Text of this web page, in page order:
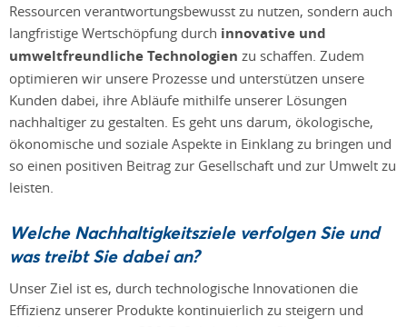
Ressourcen verantwortungsbewusst zu nutzen, sondern auch
langfristige Wertschöpfung durch innovative und
umweltfreundliche Technologien zu schaffen. Zudem
optimieren wir unsere Prozesse und unterstützen unsere
Kunden dabei, ihre Abläufe mithilfe unserer Lösungen
nachhaltiger zu gestalten. Es geht uns darum, ökologische,
ökonomische und soziale Aspekte in Einklang zu bringen und
so einen positiven Beitrag zur Gesellschaft und zur Umwelt zu
leisten.
Welche Nachhaltigkeitsziele verfolgen Sie und
was treibt Sie dabei an?
Unser Ziel ist es, durch technologische Innovationen die
Effizienz unserer Produkte kontinuierlich zu steigern und